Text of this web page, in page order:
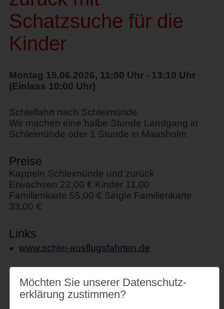
Schatzsuche für die
Kinder
Montag 15.06.2026, 11:00 Uhr - 13:10 Uhr
(Einlass 10:00 Uhr)
Schleifahrt nach Schleimünde
Wir machen eine halbe Stunde Landgang in
Schleimünde oder 1 Stunde in Maasholm
Preise
Kappeln Schleimünde und zurück
Erwachsen 22,00 € Kinder 11,00
Familienkarte 55,00 € Single Familienkarte
33,00 €
Links
www.schlei-ausflugsfahrten.de
Veranstaltungsort
Möchten Sie unserer Datenschutz­
erklärung zustimmen?